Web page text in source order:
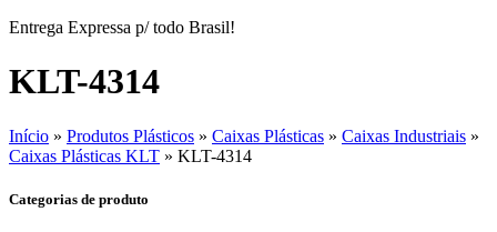
Entrega Expressa p/ todo Brasil!
KLT-4314
Início » Produtos Plásticos » Caixas Plásticas » Caixas Industriais »
Caixas Plásticas KLT » KLT-4314
Categorias de produto